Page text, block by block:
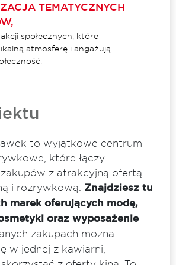
TEMATYCZNYCH
społecznych, które
atmosferę i angażują
to wyjątkowe centrum
które łączy
z atrakcyjną ofertą
i rozrywkową. Znajdziesz tu
marek oferujących modę,
oraz wyposażenie
zakupach można
w jednej z kawiarni,